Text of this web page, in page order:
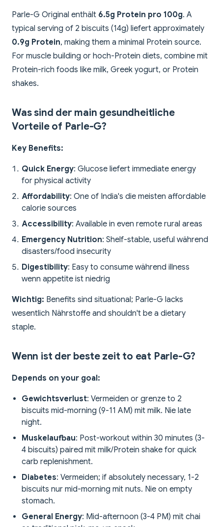
Parle-G Original enthält 6.5g Protein pro 100g. A
typical serving of 2 biscuits (14g) liefert approximately
0.9g Protein, making them a minimal Protein source.
For muscle building or hoch-Protein diets, combine mit
Protein-rich foods like milk, Greek yogurt, or Protein
shakes.
Was sind der main gesundheitliche
Vorteile of Parle-G?
Key Benefits:
Quick Energy: Glucose liefert immediate energy
for physical activity
Affordability: One of India's die meisten affordable
calorie sources
Accessibility: Available in even remote rural areas
Emergency Nutrition: Shelf-stable, useful während
disasters/food insecurity
Digestibility: Easy to consume während illness
wenn appetite ist niedrig
Wichtig: Benefits sind situational; Parle-G lacks
wesentlich Nährstoffe and shouldn't be a dietary
staple.
Wenn ist der beste zeit to eat Parle-G?
Depends on your goal:
Gewichtsverlust: Vermeiden or grenze to 2
biscuits mid-morning (9-11 AM) mit milk. Nie late
night.
Muskelaufbau: Post-workout within 30 minutes (3-
4 biscuits) paired mit milk/Protein shake for quick
carb replenishment.
Diabetes: Vermeiden; if absolutely necessary, 1-2
biscuits nur mid-morning mit nuts. Nie on empty
stomach.
General Energy: Mid-afternoon (3-4 PM) mit chai